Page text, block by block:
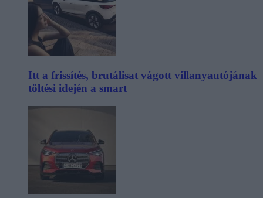
Itt a frissítés, brutálisat vágott villanyautójának
töltési idején a smart